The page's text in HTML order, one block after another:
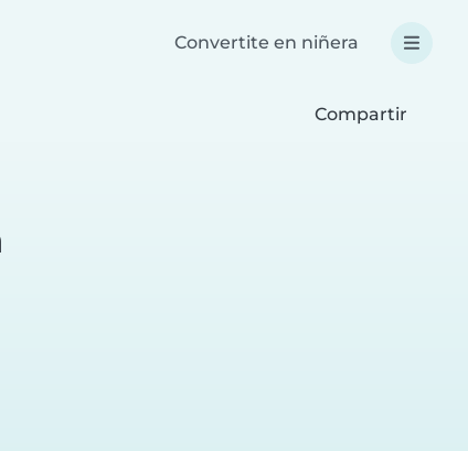
Convertite en niñera
Compartir